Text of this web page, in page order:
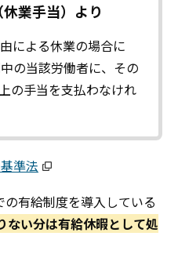
業手当）より
による休業の場合に
の当該労働者に、その
の手当を支払わなけれ
準法
有給制度を導入している
ない分は有給休暇として処